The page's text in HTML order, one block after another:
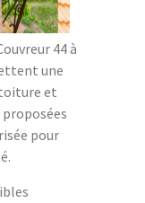
44 à
une
et
pour